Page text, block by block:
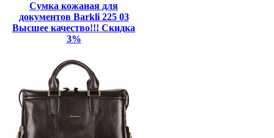
Сумка кожаная для
документов Barkli 225 03
Высшее качество!!! Скидка
3%